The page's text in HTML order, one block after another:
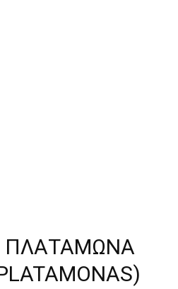
ΠΛΑΤΑΜΩΝΑ